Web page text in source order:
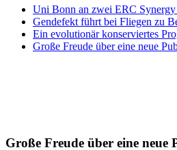
Uni Bonn an zwei ERC
Gendefekt führt bei Fliegen zu
Ein evolutionär konserviertes
Große Freude über eine neue
Große Freude über eine